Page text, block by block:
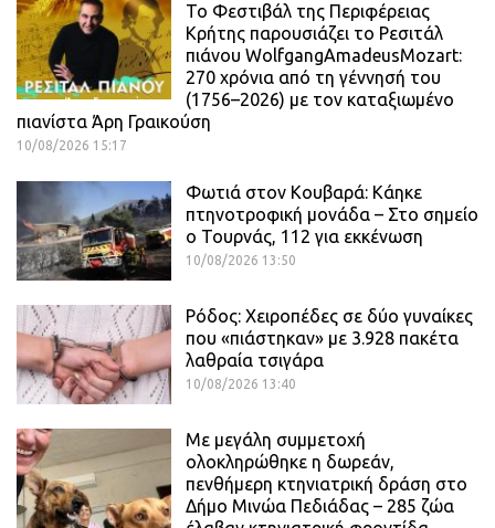
Το Φεστιβάλ της Περιφέρειας
Κρήτης παρουσιάζει το Ρεσιτάλ
πιάνου WolfgangAmadeusMozart:
270 χρόνια από τη γέννησή του
(1756–2026) με τον καταξιωμένο
πιανίστα Άρη Γραικούση
10/08/2026 15:17
Φωτιά στον Κουβαρά: Κάηκε
πτηνοτροφική μονάδα – Στο σημείο
ο Τουρνάς, 112 για εκκένωση
10/08/2026 13:50
Ρόδος: Χειροπέδες σε δύο γυναίκες
που «πιάστηκαν» με 3.928 πακέτα
λαθραία τσιγάρα
10/08/2026 13:40
Με μεγάλη συμμετοχή
ολοκληρώθηκε η δωρεάν,
πενθήμερη κτηνιατρική δράση στο
Δήμο Μινώα Πεδιάδας – 285 ζώα